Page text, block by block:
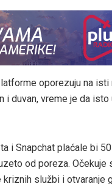
oporezuju na
duvan, vreme je da isto
i Snapchat plaćale bi
od poreza. Očekuje
službi i otvaranje